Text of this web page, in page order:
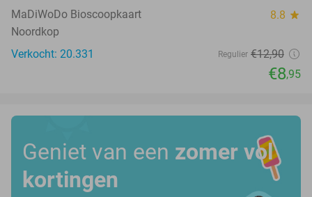
MaDiWoDo Bioscoopkaart 8.8 star
Noordkop
Verkocht: 20.331
Regulier €12,90
€8,95
Geniet van een zomer vol
kortingen